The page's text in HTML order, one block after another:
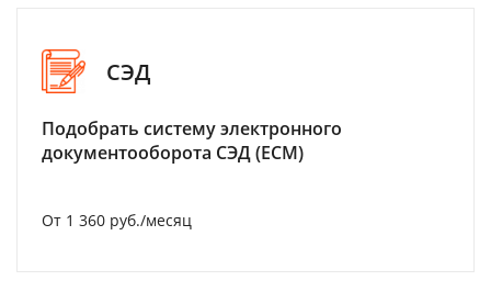
СЭД
Подобрать систему электронного
документооборота СЭД (ECM)
От 1 360 руб./месяц